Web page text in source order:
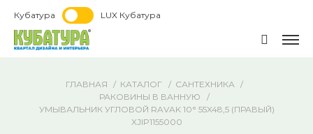
Кубатура LUX Кубатура
ГЛАВНАЯ КАТАЛОГ
САНТЕХНИКА
РАКОВИНЫ В ВАННУЮ
УМЫВАЛЬНИК УГЛОВОЙ RAVAK 10° 55X48,5 (ПРАВЫЙ)
XJIP1155000